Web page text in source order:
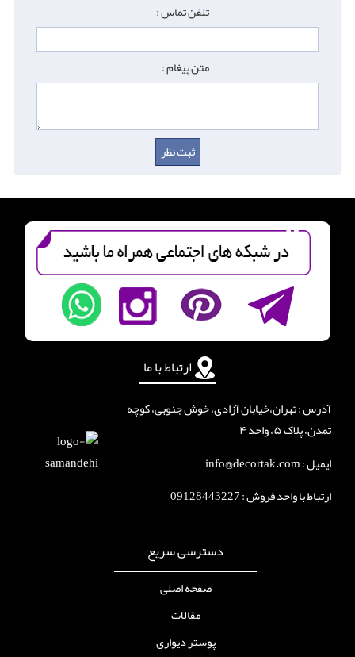
تلفن تماس :
متن پیغام :
دسترسی سریع
صفحه اصلی
مقالات
پوستر دیواری
ارتباط با ما
آدرس : تهران،خیابان آزادی، خوش جنوبی، کوچه
تمدن، پلاک ۵، واحد ۴
ایمیل : info@decortak.com
ارتباط با واحد فروش :09128443227